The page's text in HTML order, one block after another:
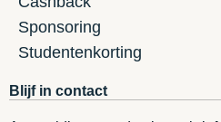
Sponsoring
Studentenkorting
Blijf in contact